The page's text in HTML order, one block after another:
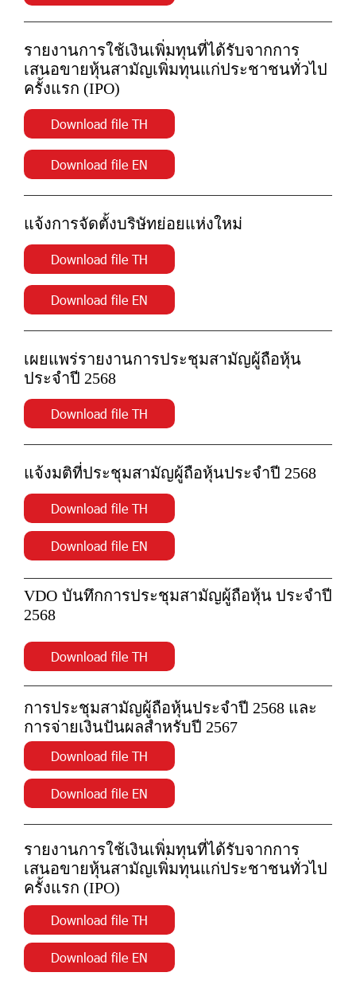
รายงานการใช้เงินเพิ่มทุนที่ได้รับจากการ
เสนอขายหุ้นสามัญเพิ่มทุนแก่ประชาชนทั่วไป
ครั้งแรก (IPO)
Download file TH
Download file EN
แจ้งการจัดตั้งบริษัทย่อยแห่งใหม่
Download file TH
Download file EN
เผยแพร่รายงานการประชุมสามัญผู้ถือหุ้น
ประจำปี 2568
Download file TH
แจ้งมติที่ประชุมสามัญผู้ถือหุ้นประจำปี 2568
Download file TH
Download file EN
VDO บันทึกการประชุมสามัญผู้ถือหุ้น ประจำปี
2568
Download file TH
การประชุมสามัญผู้ถือหุ้นประจำปี 2568 และ
การจ่ายเงินปันผลสำหรับปี 2567
Download file TH
Download file EN
รายงานการใช้เงินเพิ่มทุนที่ได้รับจากการ
เสนอขายหุ้นสามัญเพิ่มทุนแก่ประชาชนทั่วไป
ครั้งแรก (IPO)
Download file TH
Download file EN